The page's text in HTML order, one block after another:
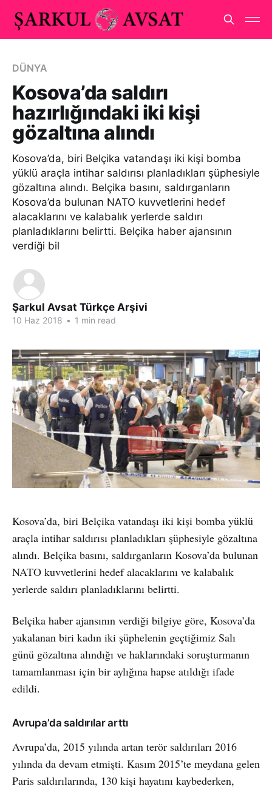
DÜNYA
Kosova’da saldırı
hazırlığındaki iki kişi
gözaltına alındı
Kosova’da, biri Belçika vatandaşı iki kişi bomba
yüklü araçla intihar saldırısı planladıkları şüphesiyle
gözaltına alındı. Belçika basını, saldırganların
Kosova’da bulunan NATO kuvvetlerini hedef
alacaklarını ve kalabalık yerlerde saldırı
planladıklarını belirtti. Belçika haber ajansının
verdiği bil
Şarkul Avsat Türkçe Arşivi
10 Haz 2018 • 1 min read
Kosova’da, biri Belçika vatandaşı iki kişi bomba yüklü
araçla intihar saldırısı planladıkları şüphesiyle gözaltına
alındı. Belçika basını, saldırganların Kosova’da bulunan
NATO kuvvetlerini hedef alacaklarını ve kalabalık
yerlerde saldırı planladıklarını belirtti.
Belçika haber ajansının verdiği bilgiye göre, Kosova’da
yakalanan biri kadın iki şüphelenin geçtiğimiz Salı
günü gözaltına alındığı ve haklarındaki soruşturmanın
tamamlanması için bir aylığına hapse atıldığı ifade
edildi.
Avrupa’da saldırılar arttı
Avrupa’da, 2015 yılında artan terör saldırıları 2016
yılında da devam etmişti. Kasım 2015’te meydana gelen
Paris saldırılarında, 130 kişi hayatını kaybederken,